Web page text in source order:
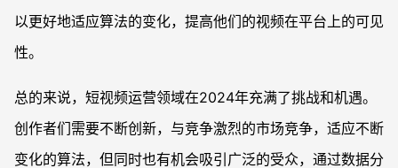
以更好地适应算法的变化，提高他们的视频在平台上的可见
性。
总的来说，短视频运营领域在2024年充满了挑战和机遇。
创作者们需要不断创新，与竞争激烈的市场竞争，适应不断
变化的算法，但同时也有机会吸引广泛的受众，通过数据分